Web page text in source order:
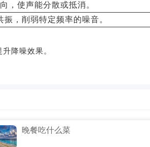
，使声能分散或抵消。
，削弱特定频率的噪音。
降噪效果。
晚餐吃什么菜